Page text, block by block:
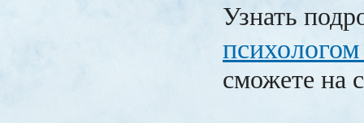
Узнать
сможете на